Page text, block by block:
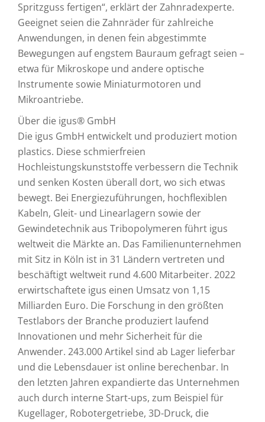
Spritzguss fertigen“, erklärt der Zahnradexperte.
Geeignet seien die Zahnräder für zahlreiche
Anwendungen, in denen fein abgestimmte
Bewegungen auf engstem Bauraum gefragt seien –
etwa für Mikroskope und andere optische
Instrumente sowie Miniaturmotoren und
Mikroantriebe.
Über die igus® GmbH
Die igus GmbH entwickelt und produziert motion
plastics. Diese schmierfreien
Hochleistungskunststoffe verbessern die Technik
und senken Kosten überall dort, wo sich etwas
bewegt. Bei Energiezuführungen, hochflexiblen
Kabeln, Gleit- und Linearlagern sowie der
Gewindetechnik aus Tribopolymeren führt igus
weltweit die Märkte an. Das Familienunternehmen
mit Sitz in Köln ist in 31 Ländern vertreten und
beschäftigt weltweit rund 4.600 Mitarbeiter. 2022
erwirtschaftete igus einen Umsatz von 1,15
Milliarden Euro. Die Forschung in den größten
Testlabors der Branche produziert laufend
Innovationen und mehr Sicherheit für die
Anwender. 243.000 Artikel sind ab Lager lieferbar
und die Lebensdauer ist online berechenbar. In
den letzten Jahren expandierte das Unternehmen
auch durch interne Start-ups, zum Beispiel für
Kugellager, Robotergetriebe, 3D-Druck, die